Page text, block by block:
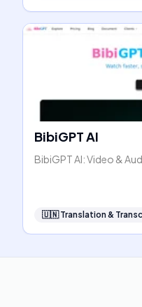
BibiGPT AI
BibiGPT AI: Video &
🇺🇳 Translation &